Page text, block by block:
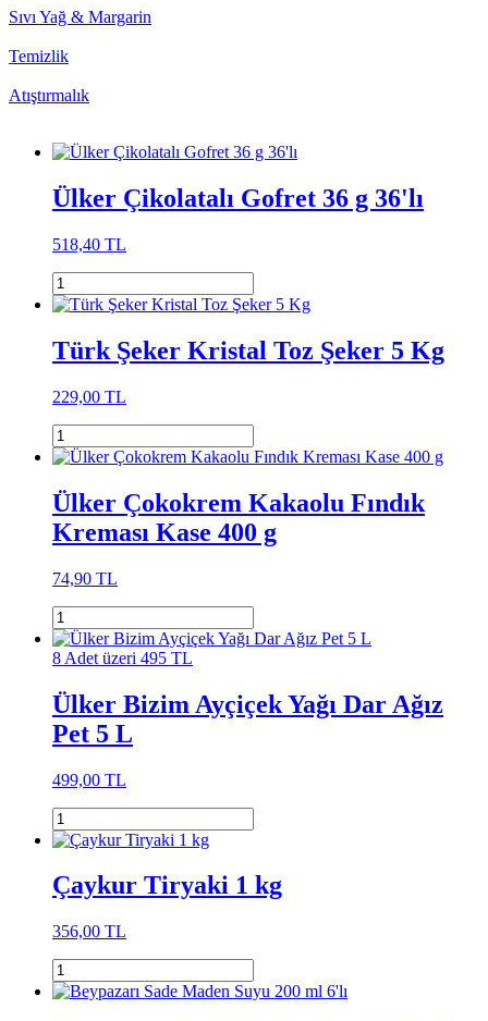
Sıvı Yağ & Margarin
Temizlik
Atıştırmalık
Ülker Çikolatalı Gofret 36 g 36'lı
518,40 TL
Türk Şeker Kristal Toz Şeker 5 Kg
229,00 TL
Ülker Çokokrem Kakaolu Fındık
Kreması Kase 400 g
74,90 TL
8 Adet üzeri 495 TL
Ülker Bizim Ayçiçek Yağı Dar Ağız
Pet 5 L
499,00 TL
Çaykur Tiryaki 1 kg
356,00 TL